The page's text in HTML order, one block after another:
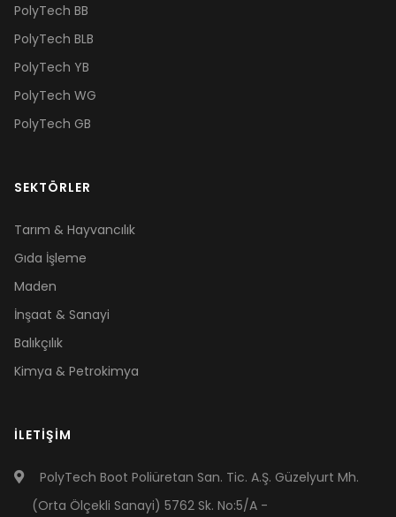
PolyTech BB
PolyTech BLB
PolyTech YB
PolyTech WG
PolyTech GB
SEKTÖRLER
Tarım & Hayvancılık
Gıda İşleme
Maden
İnşaat & Sanayi
Balıkçılık
Kimya & Petrokimya
İLETIŞIM
PolyTech Boot Poliüretan San. Tic. A.Ş. Güzelyurt Mh.
(Orta Ölçekli Sanayi) 5762 Sk. No:5/A -